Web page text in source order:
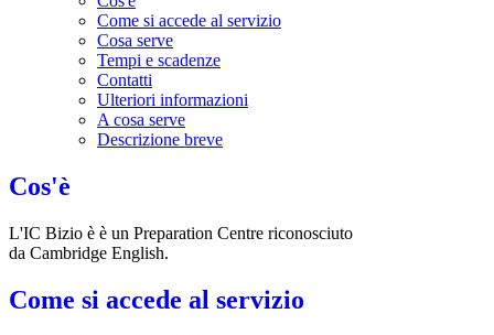
Come si accede al servizio
Cosa serve
Tempi e scadenze
Contatti
Ulteriori informazioni
A cosa serve
Descrizione breve
Cos'è
L'IC Bizio è è un Preparation Centre riconosciuto
da Cambridge English.
Come si accede al servizio